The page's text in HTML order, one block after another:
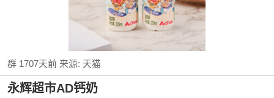
群 1707天前来源: 天猫
永辉超市AD钙奶